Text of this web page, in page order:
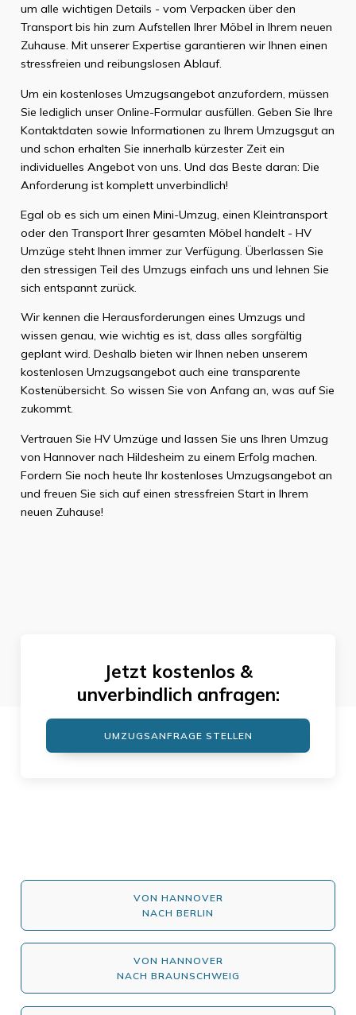
um alle wichtigen Details - vom Verpacken über den
Transport bis hin zum Aufstellen Ihrer Möbel in Ihrem neuen
Zuhause. Mit unserer Expertise garantieren wir Ihnen einen
stressfreien und reibungslosen Ablauf.
Um ein kostenloses Umzugsangebot anzufordern, müssen
Sie lediglich unser Online-Formular ausfüllen. Geben Sie Ihre
Kontaktdaten sowie Informationen zu Ihrem Umzugsgut an
und schon erhalten Sie innerhalb kürzester Zeit ein
individuelles Angebot von uns. Und das Beste daran: Die
Anforderung ist komplett unverbindlich!
Egal ob es sich um einen Mini-Umzug, einen Kleintransport
oder den Transport Ihrer gesamten Möbel handelt - HV
Umzüge steht Ihnen immer zur Verfügung. Überlassen Sie
den stressigen Teil des Umzugs einfach uns und lehnen Sie
sich entspannt zurück.
Wir kennen die Herausforderungen eines Umzugs und
wissen genau, wie wichtig es ist, dass alles sorgfältig
geplant wird. Deshalb bieten wir Ihnen neben unserem
kostenlosen Umzugsangebot auch eine transparente
Kostenübersicht. So wissen Sie von Anfang an, was auf Sie
zukommt.
Vertrauen Sie HV Umzüge und lassen Sie uns Ihren Umzug
von Hannover nach Hildesheim zu einem Erfolg machen.
Fordern Sie noch heute Ihr kostenloses Umzugsangebot an
und freuen Sie sich auf einen stressfreien Start in Ihrem
neuen Zuhause!
Jetzt kostenlos &
unverbindlich anfragen:
UMZUGSANFRAGE STELLEN
VON HANNOVER
NACH BERLIN
VON HANNOVER
NACH BRAUNSCHWEIG